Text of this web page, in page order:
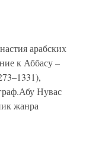
арабских
к Аббасу –
Нувас
жанра